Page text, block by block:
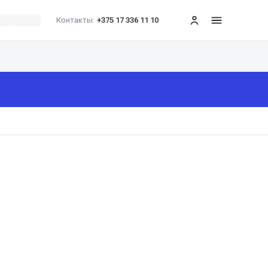
Контакты: +375 17 336 11 10 меню